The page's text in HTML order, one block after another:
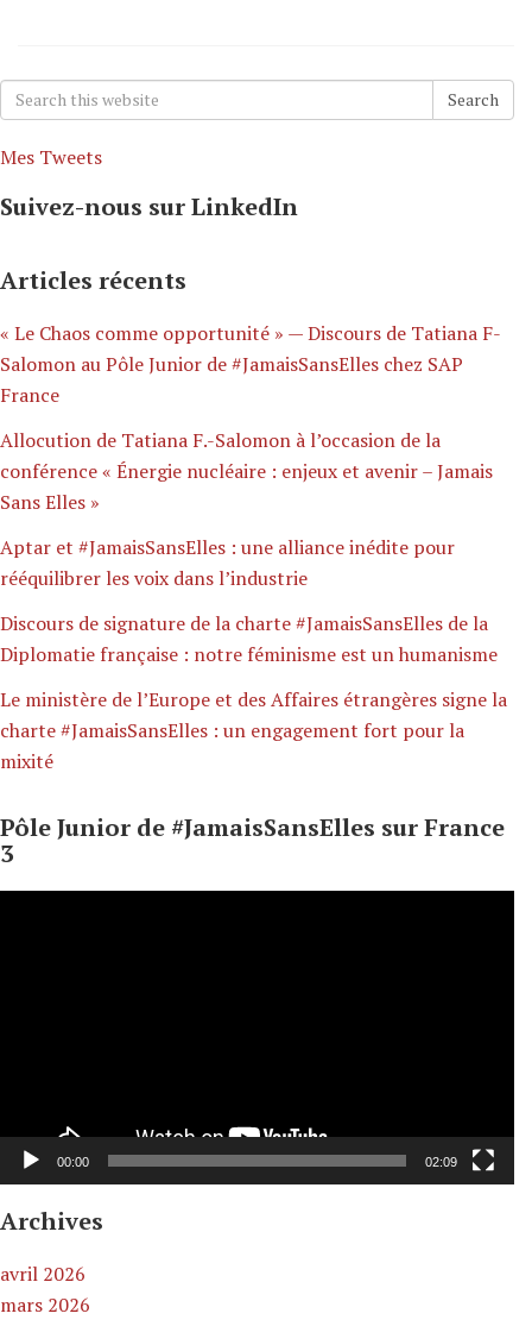
Search
for:
Search
Mes Tweets
Suivez-nous sur LinkedIn
Articles récents
« Le Chaos comme opportunité » — Discours de Tatiana F-
Salomon au Pôle Junior de #JamaisSansElles chez SAP
France
Allocution de Tatiana F.-Salomon à l’occasion de la
conférence « Énergie nucléaire : enjeux et avenir – Jamais
Sans Elles »
Aptar et #JamaisSansElles : une alliance inédite pour
rééquilibrer les voix dans l’industrie
Discours de signature de la charte #JamaisSansElles de la
Diplomatie française : notre féminisme est un humanisme
Le ministère de l’Europe et des Affaires étrangères signe la
charte #JamaisSansElles : un engagement fort pour la
mixité
Pôle Junior de #JamaisSansElles sur France
3
00:00 02:09
Archives
avril 2026
mars 2026